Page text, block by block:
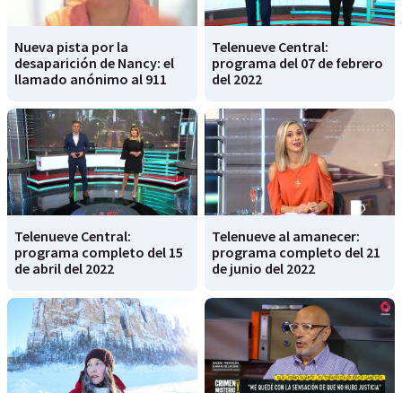
Nueva pista por la
desaparición de Nancy: el
llamado anónimo al 911
Telenueve Central:
programa del 07 de febrero
del 2022
Telenueve Central:
programa completo del 15
de abril del 2022
Telenueve al amanecer:
programa completo del 21
de junio del 2022